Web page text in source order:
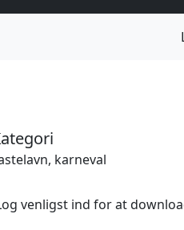
karneval
venligst ind for at